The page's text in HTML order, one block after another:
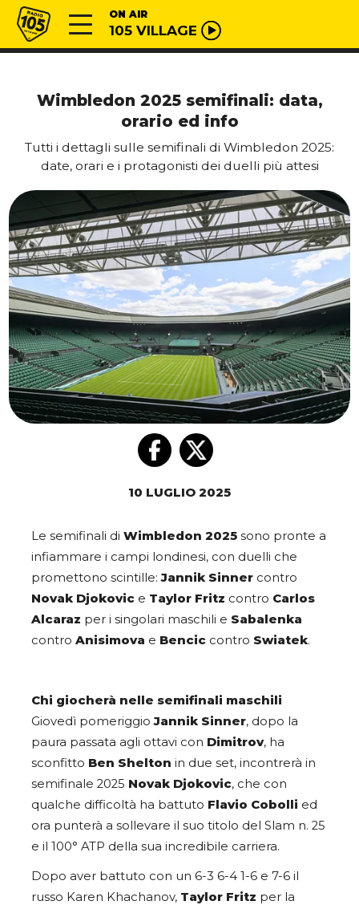
Vai al contenuto
Radio 105 ON AIR
105 VILLAGE
Wimbledon 2025 semifinali: data,
orario ed info
Tutti i dettagli sulle semifinali di Wimbledon 2025:
date, orari e i protagonisti dei duelli più attesi
10 LUGLIO 2025
Le semifinali di Wimbledon 2025 sono pronte a
infiammare i campi londinesi, con duelli che
promettono scintille:Jannik Sinner contro
Novak Djokovic e Taylor Fritz contro Carlos
Alcaraz per i singolari maschili e Sabalenka
contro Anisimova e Bencic contro Swiatek.
Chi giocherà nelle semifinali maschili
Giovedì pomeriggioJannik Sinner, dopo la
paura passata agli ottavi con Dimitrov, ha
sconfitto Ben Shelton in due set, incontrerà in
semifinale 2025 Novak Djokovic, che con
qualche difficoltà ha battuto Flavio Cobolli ed
ora punterà a sollevare il suo titolo del Slam n. 25
e il 100° ATP della sua incredibile carriera.
Dopo aver battuto con un 6-3 6-4 1-6 e 7-6 il
russo Karen Khachanov, Taylor Fritz per la